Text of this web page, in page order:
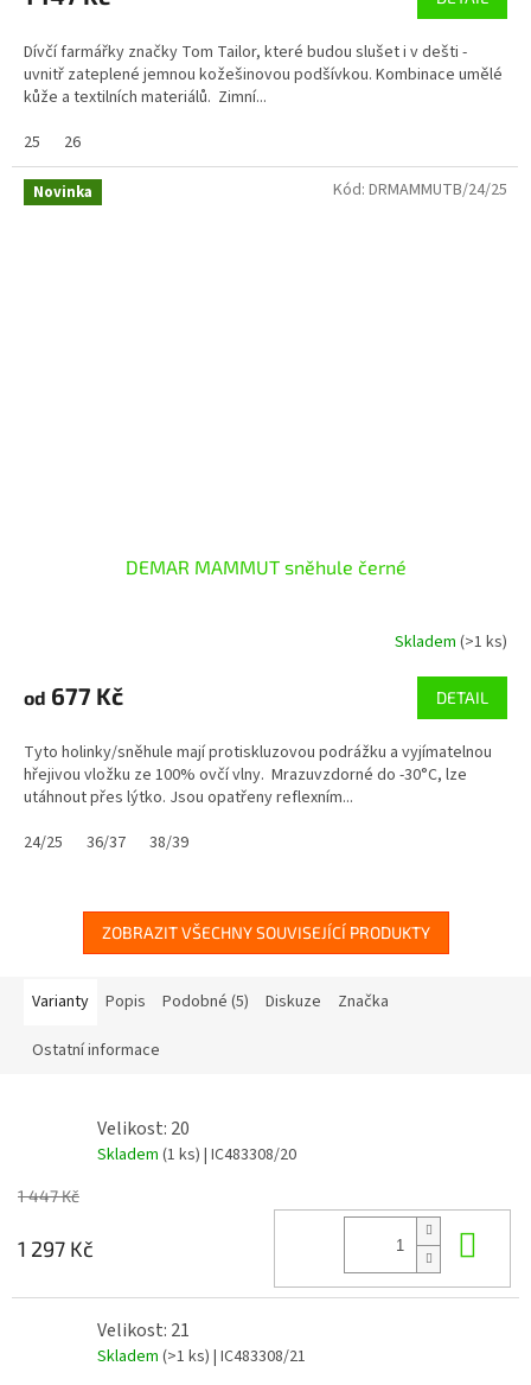
Dívčí farmářky značky Tom Tailor, které budou slušet i v dešti -
uvnitř zateplené jemnou kožešinovou podšívkou. Kombinace umělé
kůže a textilních materiálů. Zimní...
25
26
Novinka
DEMAR MAMMUT sněhule černé
Skladem (>1 ks)
od 677 Kč DETAIL
Tyto holinky/sněhule mají protiskluzovou podrážku a vyjímatelnou
hřejivou vložku ze 100% ovčí vlny. Mrazuvzdorné do -30°C, lze
utáhnout přes lýtko. Jsou opatřeny reflexním...
24/25
36/37 38/39
Kód: DRMAMMUTB/24/25
ZOBRAZIT VŠECHNY SOUVISEJÍCÍ PRODUKTY
Varianty Popis Podobné (5) Diskuze Značka
Ostatní informace
Velikost: 20
Skladem (1 ks) | IC483308/20
1 447 Kč
1 297 Kč
Velikost: 21
Skladem (>1 ks) | IC483308/21